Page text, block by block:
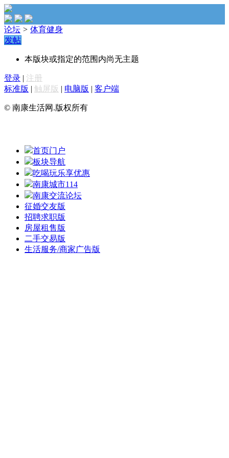
论坛 > 体育健身
发帖
本版块或指定的范围内尚无主题
登录 | 注册
标准版 | 触屏版 | 电脑版 | 客户端
© 南康生活网.版权所有
首页门户
板块导航
吃喝玩乐享优惠
南康城市114
南康交流论坛
征婚交友版
招聘求职版
房屋租售版
二手交易版
生活服务/商家广告版